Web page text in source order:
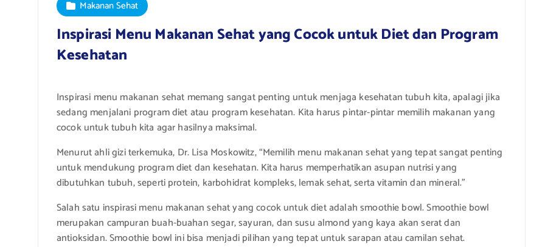
Makanan Sehat
Inspirasi Menu Makanan Sehat yang Cocok untuk Diet dan Program
Kesehatan
Inspirasi menu makanan sehat memang sangat penting untuk menjaga kesehatan tubuh kita, apalagi jika
sedang menjalani program diet atau program kesehatan. Kita harus pintar-pintar memilih makanan yang
cocok untuk tubuh kita agar hasilnya maksimal.
Menurut ahli gizi terkemuka, Dr. Lisa Moskowitz, “Memilih menu makanan sehat yang tepat sangat penting
untuk mendukung program diet dan kesehatan. Kita harus memperhatikan asupan nutrisi yang
dibutuhkan tubuh, seperti protein, karbohidrat kompleks, lemak sehat, serta vitamin dan mineral.”
Salah satu inspirasi menu makanan sehat yang cocok untuk diet adalah smoothie bowl. Smoothie bowl
merupakan campuran buah-buahan segar, sayuran, dan susu almond yang kaya akan serat dan
antioksidan. Smoothie bowl ini bisa menjadi pilihan yang tepat untuk sarapan atau camilan sehat.